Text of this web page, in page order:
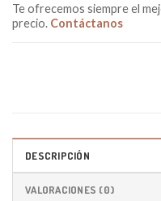
Te ofrecemos siempre el
precio. Contáctanos
DESCRIPCIÓN
VALORACIONES (0)